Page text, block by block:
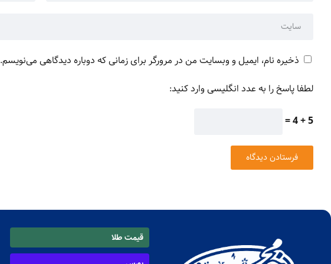
ذخیره نام، ایمیل و وبسایت من در مرورگر برای زمانی که دوباره دیدگاهی می‌نویسم.
لطفا پاسخ را به عدد انگلیسی وارد کنید:
5 + 4 =
قیمت طلا